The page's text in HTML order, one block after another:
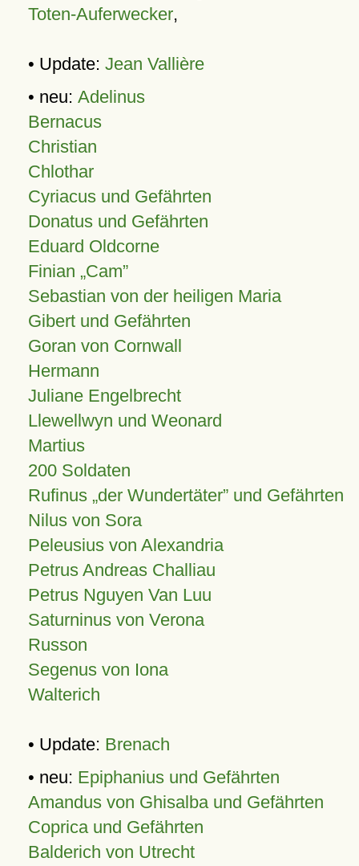
Toten-Auferwecker,
• Update: Jean Vallière
• neu: Adelinus
Bernacus
Christian
Chlothar
Cyriacus und Gefährten
Donatus und Gefährten
Eduard Oldcorne
Finian Cam
Sebastian von der heiligen Maria
Gibert und Gefährten
Goran von Cornwall
Hermann
Juliane Engelbrecht
Llewellwyn und Weonard
Martius
200 Soldaten
Rufinus „der Wundertäter” und Gefährten
Nilus von Sora
Peleusius von Alexandria
Petrus Andreas Challiau
Petrus Nguyen Van Luu
Saturninus von Verona
Russon
Segenus von Iona
Walterich
• Update: Brenach
• neu: Epiphanius und Gefährten
Amandus von Ghisalba und Gefährten
Coprica und Gefährten
Balderich von Utrecht